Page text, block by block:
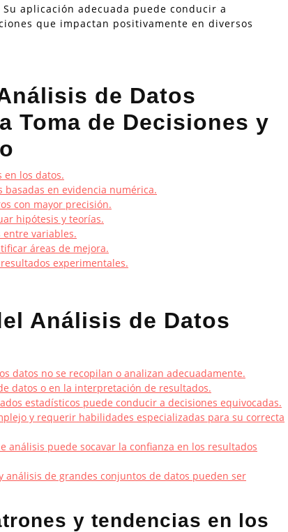
aplicación adecuada puede conducir a
que impactan positivamente en diversos
de Datos
Toma de Decisiones y
en los datos.
en evidencia numérica.
con mayor precisión.
hipótesis y teorías.
entre variables.
áreas de mejora.
experimentales.
Análisis de Datos
datos no se recopilan o analizan adecuadamente.
datos o en la interpretación de resultados.
estadísticos puede conducir a decisiones equivocadas.
y requerir habilidades especializadas para su correcta
análisis puede socavar la confianza en los resultados
análisis de grandes conjuntos de datos pueden ser
y tendencias en los